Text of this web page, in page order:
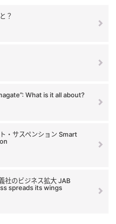
？
What is it all about?
・サスペンション Smart
社のビジネス拡大 JAB
spreads its wings